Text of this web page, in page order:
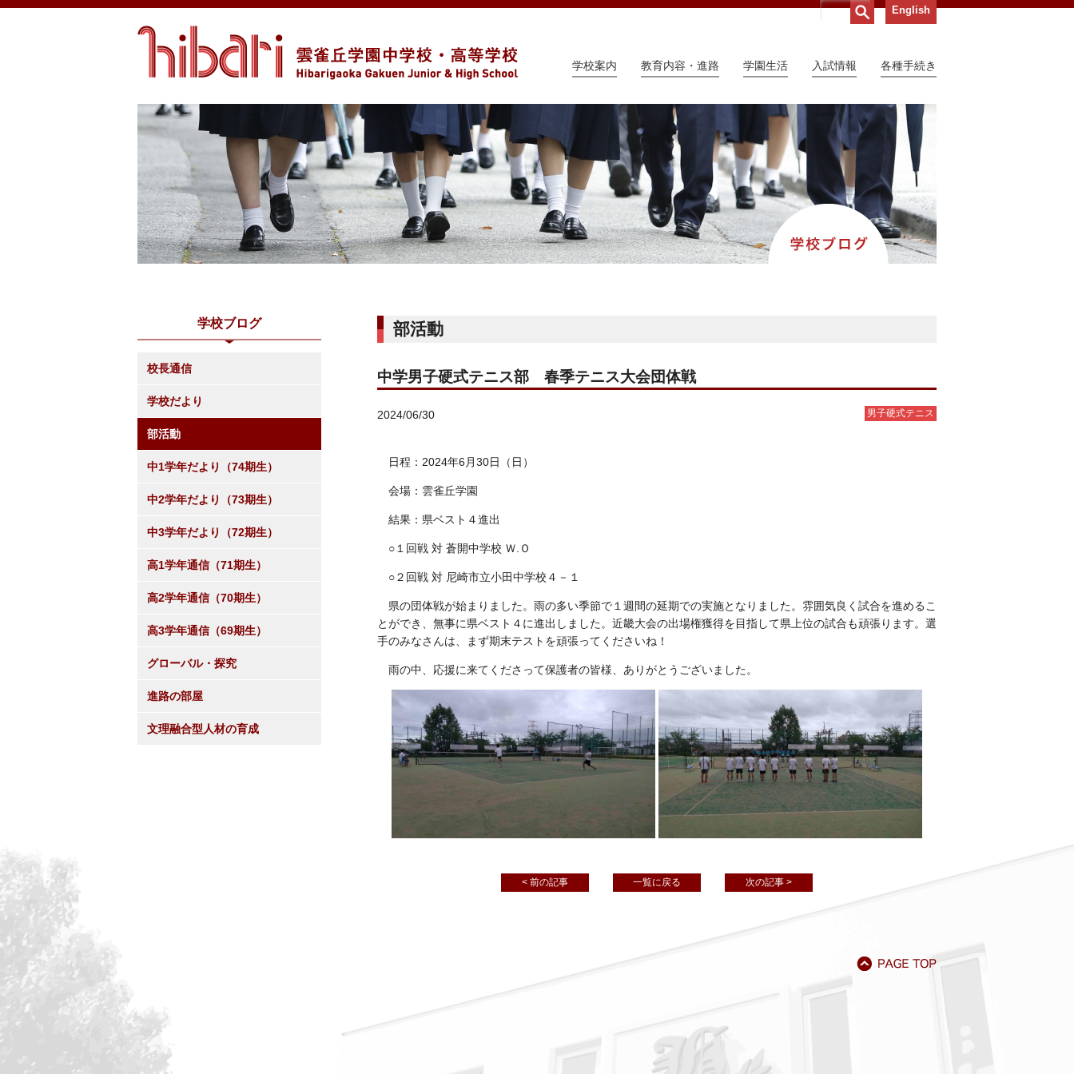
English
学校案内 教育内容・進路 学園生活 入試情報 各種手続き
部活動
中学男子硬式テニス部 春季テニス大会団体戦
2024/06/30 男子硬式テニス
日程：2024年6月30日（日）
会場：雲雀丘学園
結果：県ベスト４進出
○１回戦 対 蒼開中学校 Ｗ.Ｏ
○２回戦 対 尼崎市立小田中学校４－１
県の団体戦が始まりました。雨の多い季節で１週間の延期での実施となりました。雰囲気良く試合を進めるこ
とができ、無事に県ベスト４に進出しました。近畿大会の出場権獲得を目指して県上位の試合も頑張ります。選
手のみなさんは、まず期末テストを頑張ってくださいね！
雨の中、応援に来てくださって保護者の皆様、ありがとうございました。
< 前の記事 一覧に戻る 次の記事 >
学校ブログ
校長通信
学校だより
部活動
中1学年だより（74期生）
中2学年だより（73期生）
中3学年だより（72期生）
高1学年通信（71期生）
高2学年通信（70期生）
高3学年通信（69期生）
グローバル・探究
進路の部屋
文理融合型人材の育成